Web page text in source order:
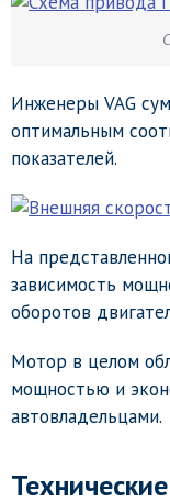
Инженеры VAG
оптимальным
показателей.
На
зависимость
оборотов
Мотор в целом
мощностью и
автовладельцами.